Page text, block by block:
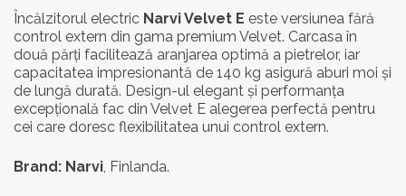
de
până
la
Încălzitorul electric Narvi Velvet E este versiunea fără
control extern din gama premium Velvet. Carcasa în
două părți facilitează aranjarea optimă a pietrelor, iar
capacitatea impresionantă de 140 kg asigură aburi moi și
de lungă durată. Design-ul elegant și performanța
excepțională fac din Velvet E alegerea perfectă pentru
cei care doresc flexibilitatea unui control extern.
Brand: Narvi , Finlanda.